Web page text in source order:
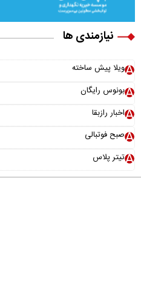
نیازمندی ها
ویلا پیش ساخته
بونوس رایگان
اخبار رازبقا
صبح فوتبالی
تیتر پلاس